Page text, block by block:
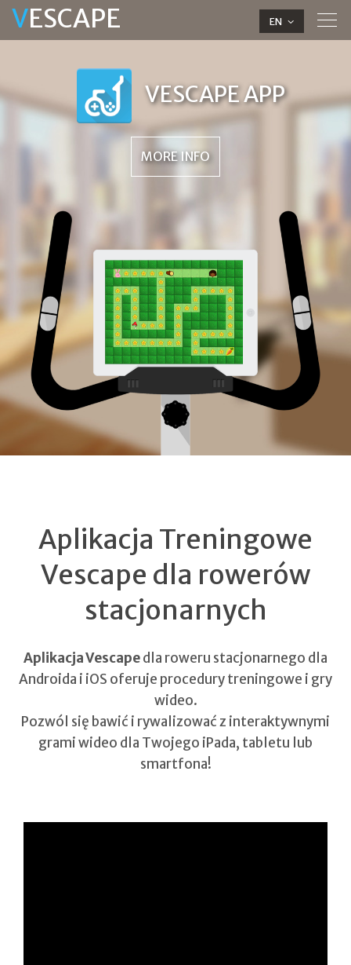
VESCAPE EN
VESCAPE APP
MORE INFO
Aplikacja Treningowe
Vescape dla rowerów
stacjonarnych
Aplikacja Vescapedla roweru stacjonarnego dla
Androida i iOS oferuje procedury treningowe i gry
wideo.
Pozwól się bawić i rywalizować z interaktywnymi
grami wideo dla Twojego iPada, tabletu lub
smartfona!